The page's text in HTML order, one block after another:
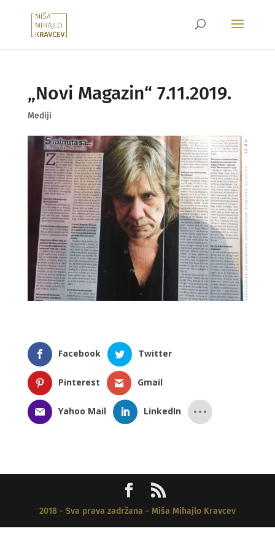
„Novi Magazin“ 7.11.2019.
Mediji
Facebook Twitter
Pinterest Gmail
Yahoo Mail LinkedIn
2018 - Sva prava zadržana - Miša Mihajlo Kravcev